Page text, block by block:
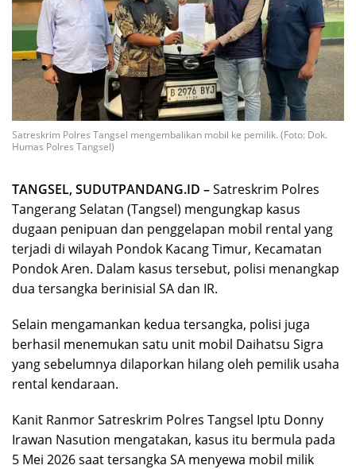
Satreskrim Polres Tangsel mengembalikan mobil ke pemilik. (Foto: Dok.
Humas Polres Tangsel)
TANGSEL, SUDUTPANDANG.ID –Satreskrim Polres
Tangerang Selatan (Tangsel) mengungkap kasus
dugaan penipuan dan penggelapan mobil rental yang
terjadi di wilayah Pondok Kacang Timur, Kecamatan
Pondok Aren. Dalam kasus tersebut, polisi menangkap
dua tersangka berinisial SA dan IR.
Selain mengamankan kedua tersangka, polisi juga
berhasil menemukan satu unit mobil Daihatsu Sigra
yang sebelumnya dilaporkan hilang oleh pemilik usaha
rental kendaraan.
Kanit Ranmor Satreskrim Polres Tangsel Iptu Donny
Irawan Nasution mengatakan, kasus itu bermula pada
5 Mei 2026 saat tersangka SA menyewa mobil milik